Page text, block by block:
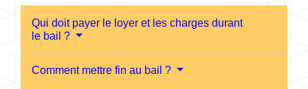
Qui doit payer le loyer et les charges durant
le bail ?
Comment mettre fin au bail ?